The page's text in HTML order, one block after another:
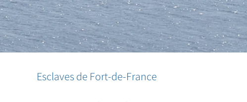
Esclaves de Fort-de-France